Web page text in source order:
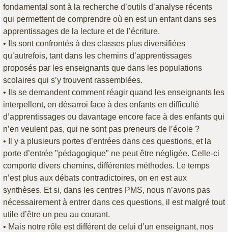
fondamental sont à la recherche d’outils d’analyse récents
qui permettent de comprendre où en est un enfant dans ses
apprentissages de la lecture et de l’écriture.
• Ils sont confrontés à des classes plus diversifiées
qu’autrefois, tant dans les chemins d’apprentissages
proposés par les enseignants que dans les populations
scolaires qui s’y trouvent rassemblées.
• Ils se demandent comment réagir quand les enseignants les
interpellent, en désarroi face à des enfants en difficulté
d’apprentissages ou davantage encore face à des enfants qui
n’en veulent pas, qui ne sont pas preneurs de l’école ?
• Il y a plusieurs portes d’entrées dans ces questions, et la
porte d’entrée "pédagogique" ne peut être négligée. Celle-ci
comporte divers chemins, différentes méthodes. Le temps
n’est plus aux débats contradictoires, on en est aux
synthèses. Et si, dans les centres PMS, nous n’avons pas
nécessairement à entrer dans ces questions, il est malgré tout
utile d’être un peu au courant.
• Mais notre rôle est différent de celui d’un enseignant, nos